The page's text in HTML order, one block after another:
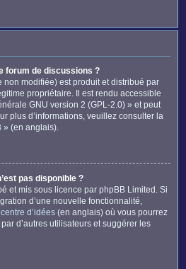
forum de discussions ?
non modifiée) est produit et distribué par
propriétaire. Il est rendu accessible
GNU version 2 (GPL-2.0) » et peut
plus d’informations, veuillez consulter la
» (en anglais).
pas disponible ?
et mis sous licence par phpBB Limited. Si
d’une nouvelle fonctionnalité,
d’idées (en anglais) où vous pourrez
d’autres utilisateurs et suggérer les